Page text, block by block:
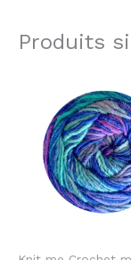
Produits